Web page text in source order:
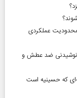
۱۰.۵ میلیون نفر با محدودیت عملکردی
نوشیدنی ضد عطش و
که حسینیه است